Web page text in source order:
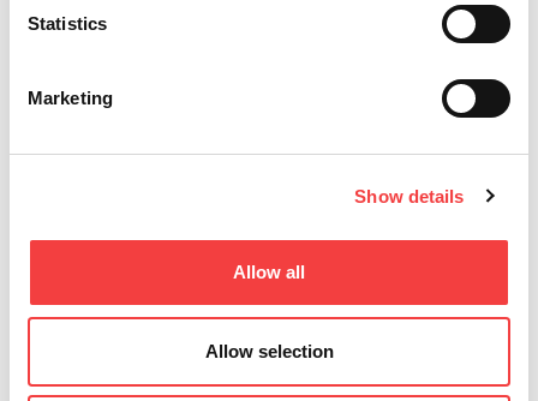
Statistics
Marketing
Show details
Allow all
Allow selection
Leer todo